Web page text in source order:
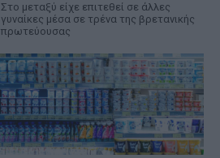
Στο μεταξύ είχε επιτεθεί σε άλλες
γυναίκες μέσα σε τρένα της βρετανικής
πρωτεύουσας